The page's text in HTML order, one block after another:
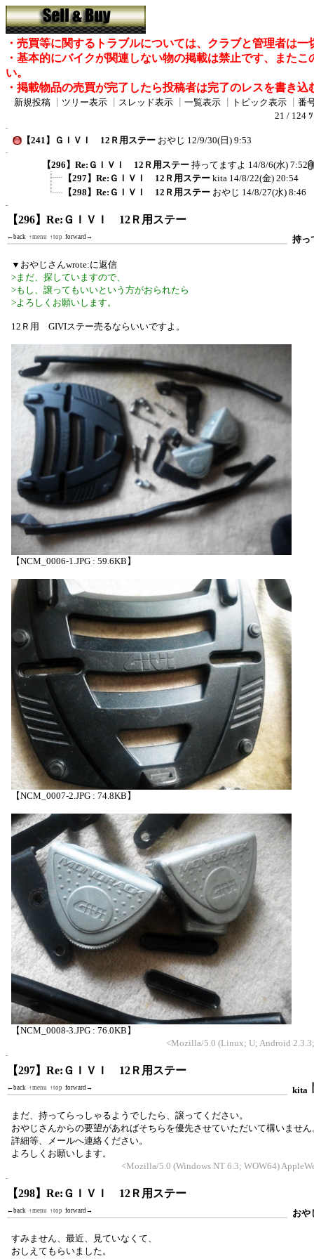
・売買等に関するトラブルについては、クラブと管理者は
・基本的にバイクが関連しない物の掲載は禁止です、また
い。
・掲載物品の売買が完了したら投稿者は完了のレスを書き
新規投稿 ツリー表示 スレッド表示 一覧表示 トピック表示
番
21 / 124
【241】ＧＩＶＩ 12Ｒ用ステー おやじ 12/9/30(日) 9:53
【296】Re:ＧＩＶＩ 12Ｒ用ステー 持ってますよ 14/8/6(水) 7:52
【297】Re:ＧＩＶＩ 12Ｒ用ステー kita 14/8/22(金) 20:54
【298】Re:ＧＩＶＩ 12Ｒ用ステー おやじ 14/8/27(水) 8:46
【296】Re:ＧＩＶＩ 12Ｒ用ステー
←back ↑menu ↑top forward→ 持っ
▼おやじさんwrote:に返信
>まだ、探していますので、
>もし、譲ってもいいという方がおられたら
>よろしくお願いします。
12Ｒ用 GIVIステー売るならいいですよ。
【NCM_0006-1.JPG : 59.6KB】
【NCM_0007-2.JPG : 74.8KB】
【NCM_0008-3.JPG : 76.0KB】
<Mozilla/5.0 (Linux; U; Android
【297】Re:ＧＩＶＩ 12Ｒ用ステー
←back ↑menu ↑top forward→ kita
まだ、持ってらっしゃるようでしたら、譲ってください。
おやじさんからの要望があればそちらを優先させていただいて構いません
詳細等、メールへ連絡ください。
よろしくお願いします。
<Mozilla/5.0 (Windows NT 6.3; WOW64)
【298】Re:ＧＩＶＩ 12Ｒ用ステー
←back ↑menu ↑top forward→ おや
すみません、最近、見ていなくて、
おしえてもらいました。